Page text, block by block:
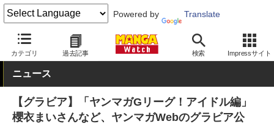
Powered by Translate
カテゴリ 過去記事 検索 Impressサイト
MANGA Watch 青年
ニュース
【グラビア】「ヤンマガGリーグ！アイドル編」
櫻衣まいさんなど、ヤンマガWebのグラビア公